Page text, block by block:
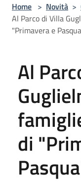
Home > Novità >
Al Parco di Villa
"Primavera e
Al
di